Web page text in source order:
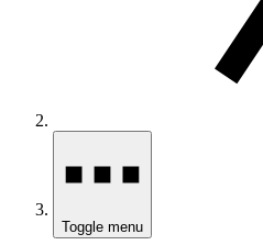
Toggle menu